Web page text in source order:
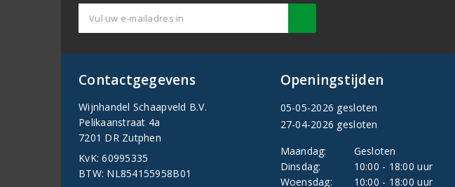
Contactgegevens
Wijnhandel Schaapveld B.V.
Pelikaanstraat 4a
7201 DR Zutphen
KvK: 60995335
BTW: NL854155958B01
Openingstijden
05-05-2026 gesloten
27-04-2026 gesloten
Maandag:
Gesloten
Dinsdag:
10:00 - 18:00 uur
Woensdag:
10:00 - 18:00 uur